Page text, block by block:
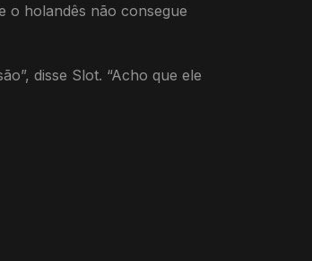
o holandês não consegue
disse Slot. “Acho que ele